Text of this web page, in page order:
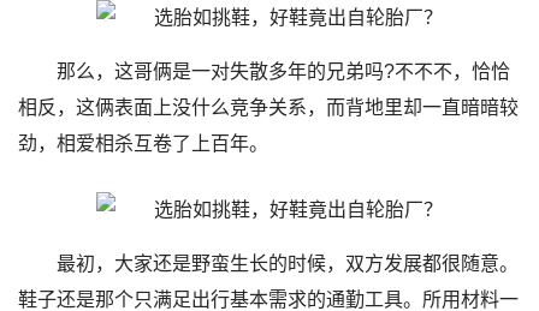
那么，这哥俩是一对失散多年的兄弟吗?不不不，恰恰
相反，这俩表面上没什么竞争关系，而背地里却一直暗暗较
劲，相爱相杀互卷了上百年。
最初，大家还是野蛮生长的时候，双方发展都很随意。
鞋子还是那个只满足出行基本需求的通勤工具。所用材料一